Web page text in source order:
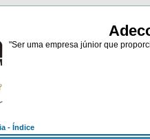
"Ser uma empresa júnior que
- Índice